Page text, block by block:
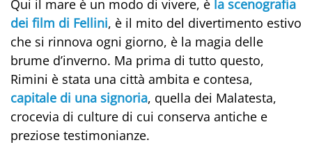
Qui il mare è un modo di vivere, è la scenografia
dei film di Fellini, è il mito del divertimento estivo
che si rinnova ogni giorno, è la magia delle
brume d’inverno. Ma prima di tutto questo,
Rimini è stata una città ambita e contesa,
capitale di una signoria, quella dei Malatesta,
crocevia di culture di cui conserva antiche e
preziose testimonianze.